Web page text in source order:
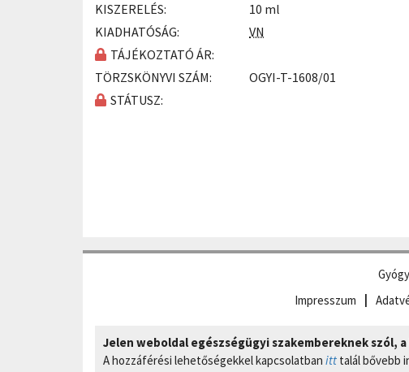
KISZERELÉS:
10 ml
KIADHATÓSÁG:
VN
TÁJÉKOZTATÓ ÁR:
TÖRZSKÖNYVI SZÁM:
OGYI-T-1608/01
STÁTUSZ:
Impresszum
Jelen weboldal egészségügyi szakembereknek
A hozzáférési lehetőségekkel kapcsolatban itt talál bővebb